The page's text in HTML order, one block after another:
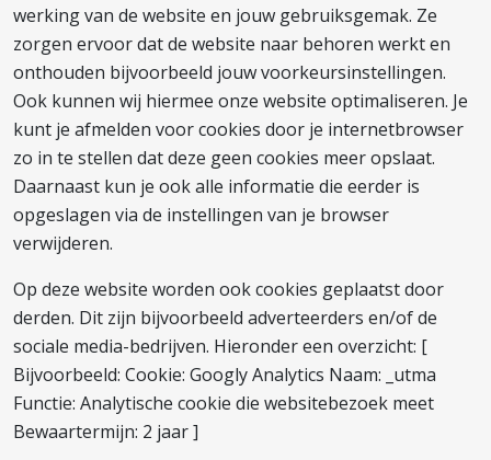
werking van de website en jouw gebruiksgemak. Ze
zorgen ervoor dat de website naar behoren werkt en
onthouden bijvoorbeeld jouw voorkeursinstellingen.
Ook kunnen wij hiermee onze website optimaliseren. Je
kunt je afmelden voor cookies door je internetbrowser
zo in te stellen dat deze geen cookies meer opslaat.
Daarnaast kun je ook alle informatie die eerder is
opgeslagen via de instellingen van je browser
verwijderen.
Op deze website worden ook cookies geplaatst door
derden. Dit zijn bijvoorbeeld adverteerders en/of de
sociale media-bedrijven. Hieronder een overzicht: [
Bijvoorbeeld: Cookie: Googly Analytics Naam: _utma
Functie: Analytische cookie die websitebezoek meet
Bewaartermijn: 2 jaar ]